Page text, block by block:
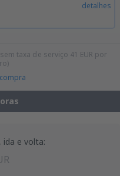
detalhes
taxa de serviço 41 EUR por
ida e volta: